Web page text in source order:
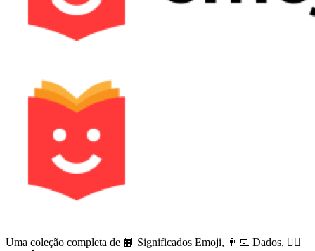
Uma coleção completa de 📙 Significados Emoji, 👨‍💻 Dados, 🙅‍♀️